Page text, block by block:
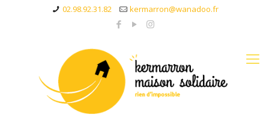
02.98.92.31.82 kermarron@wanadoo.fr